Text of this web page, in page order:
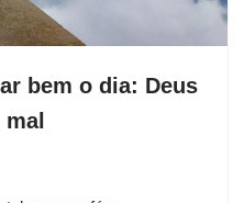
bem o dia: Deus